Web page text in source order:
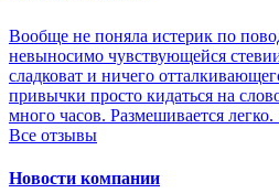
Вообще не поняла истерик по
невыносимо чувствующейся
сладковат и ничего
привычки просто кидаться на
много часов. Размешивается легко.
Все отзывы
Новости компании